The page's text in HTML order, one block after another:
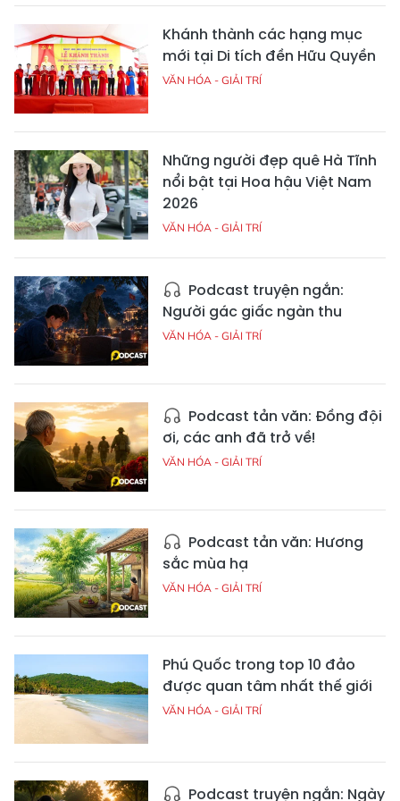
Khánh thành các hạng mục
mới tại Di tích đền Hữu Quyền
VĂN HÓA - GIẢI TRÍ
Những người đẹp quê Hà Tĩnh
nổi bật tại Hoa hậu Việt Nam
2026
VĂN HÓA - GIẢI TRÍ
Podcast truyện ngắn:
Người gác giấc ngàn thu
VĂN HÓA - GIẢI TRÍ
Podcast tản văn: Đồng đội
ơi, các anh đã trở về!
VĂN HÓA - GIẢI TRÍ
Podcast tản văn: Hương
sắc mùa hạ
VĂN HÓA - GIẢI TRÍ
Phú Quốc trong top 10 đảo
được quan tâm nhất thế giới
VĂN HÓA - GIẢI TRÍ
Podcast truyện ngắn: Ngày